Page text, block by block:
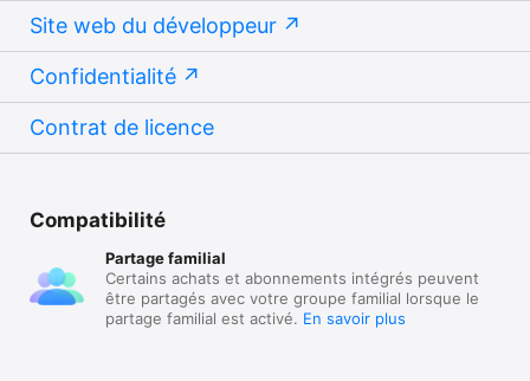
Site web du développeur
Confidentialité
Contrat de licence
Compatibilité
Partage familial
Certains achats et abonnements intégrés peuvent
être partagés avec votre groupe familial lorsque le
partage familial est activé. En savoir plus